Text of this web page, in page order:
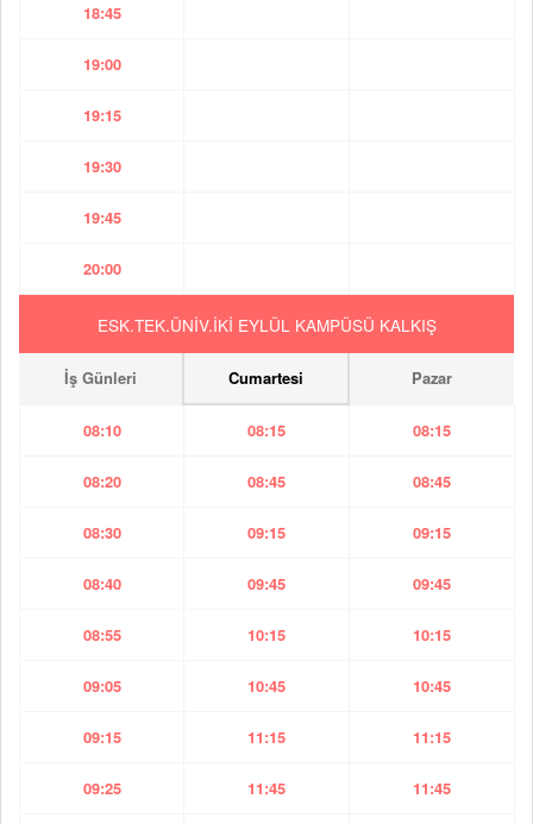
18:45
19:00
19:15
19:30
19:45
20:00
ESK.TEK.ÜNİV.İKİ EYLÜL KAMPÜSÜ KALKIŞ
İş Günleri Cumartesi Pazar
08:10 08:15 08:15
08:20 08:45 08:45
08:30 09:15 09:15
08:40 09:45 09:45
08:55 10:15 10:15
09:05 10:45 10:45
09:15 11:15 11:15
09:25 11:45 11:45